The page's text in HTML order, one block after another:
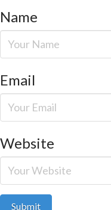
Name
Email
Website